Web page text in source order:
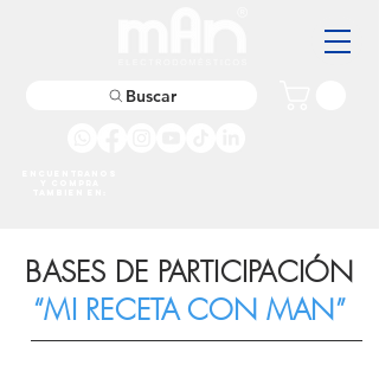
Buscar
BASES DE PARTICIPACIÓN
“MI RECETA CON MAN”